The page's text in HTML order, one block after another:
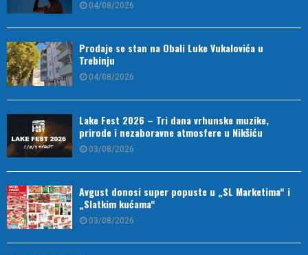
04/08/2026
Prodaje se stan na Obali Luke Vukalovića u
Trebinju
04/08/2026
Lake Fest 2026 – Tri dana vrhunske muzike,
prirode i nezaboravne atmosfere u Nikšiću
03/08/2026
Avgust donosi super popuste u „SL Marketima“ i
„Slatkim kućama“
03/08/2026